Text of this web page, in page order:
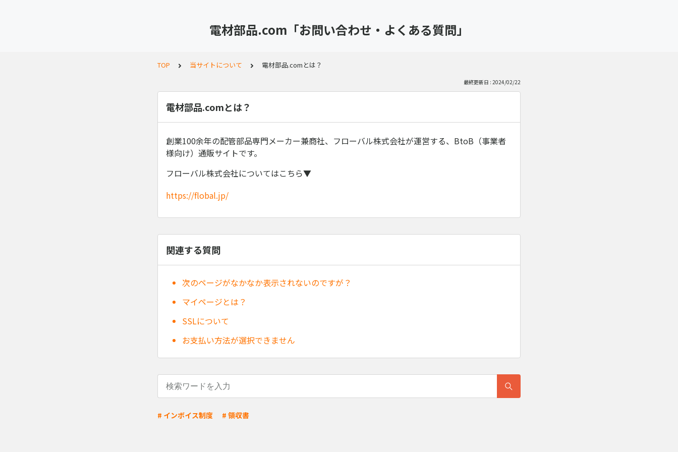
電材部品.com「お問い合わせ・よくある質問」
TOP 当サイトについて 電材部品.comとは？
最終更新日 : 2024/02/22
電材部品.comとは？
創業100余年の配管部品専門メーカー兼商社、フローバル株式会社が運営する、BtoB（事業者
様向け）通販サイトです。
フローバル株式会社についてはこちら▼
https://flobal.jp/
関連する質問
次のページがなかなか表示されないのですが？
マイページとは？
SSLについて
お支払い方法が選択できません
# インボイス制度 # 領収書